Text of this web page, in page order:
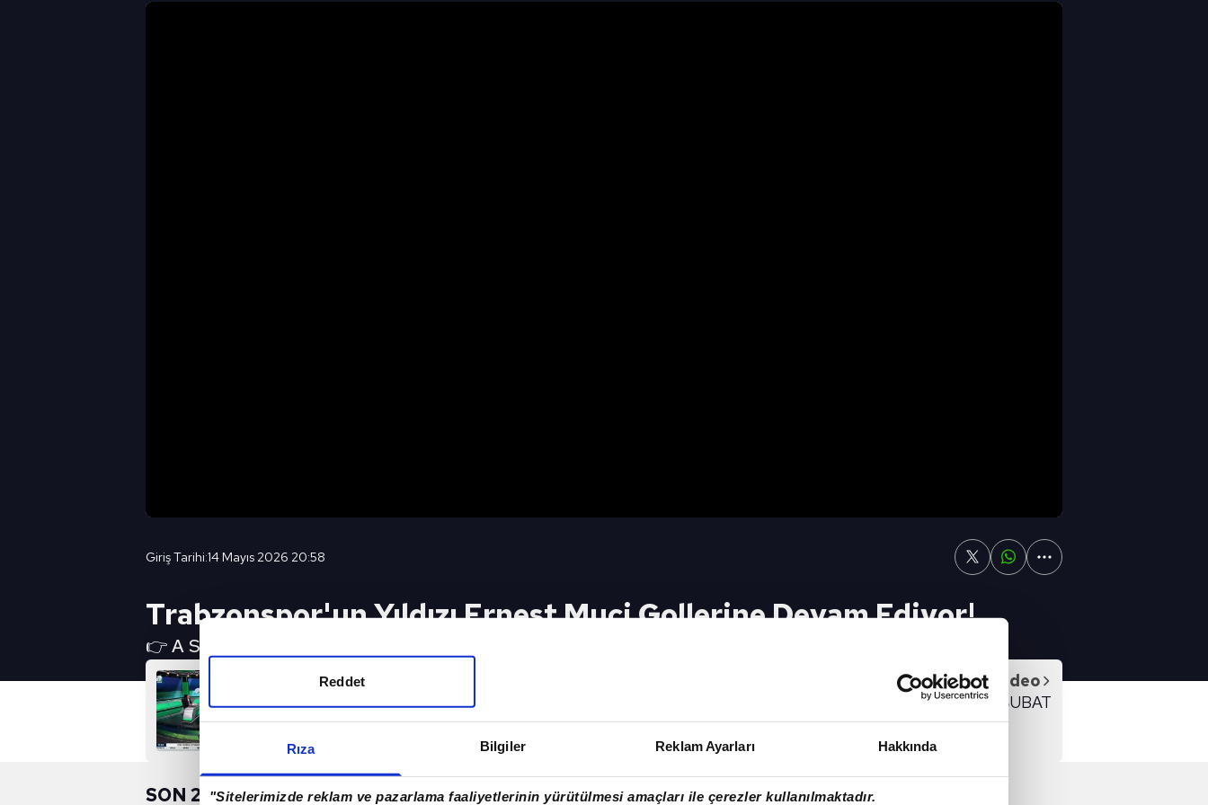
Rıza Bilgiler Reklam Ayarları Hakkında
"Sitelerimizde reklam ve pazarlama faaliyetlerinin yürütülmesi amaçları ile çerezler kullanılmaktadır.
Reddet
Giriş Tarihi:14 Mayıs 2026 20:58
Trabzonspor'un Yıldızı Ernest Muçi Gollerine Devam Ediyor!
👉 A SPOR YouTube Canlı Yayın İçin Tıkla
Sonraki Video
SPOR GÜNDEMİ 18 ŞUBAT
SON 24 SAAT